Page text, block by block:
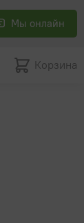
Мы онлайн
Корзина